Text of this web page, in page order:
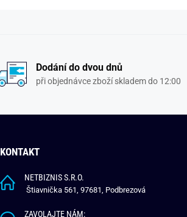
Dodání do dvou dnů
při objednávce zboží skladem do 12:00
KONTAKT
NETBIZNIS S.R.O.
Štiavnička 561, 97681, Podbrezová
ZAVOLAJTE NÁM: